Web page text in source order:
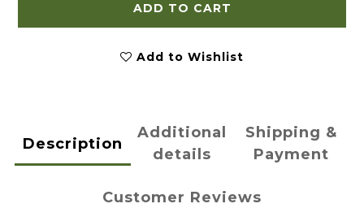
ADD TO CART
Add to Wishlist
Description
Additional
details
Shipping &
Payment
Customer Reviews